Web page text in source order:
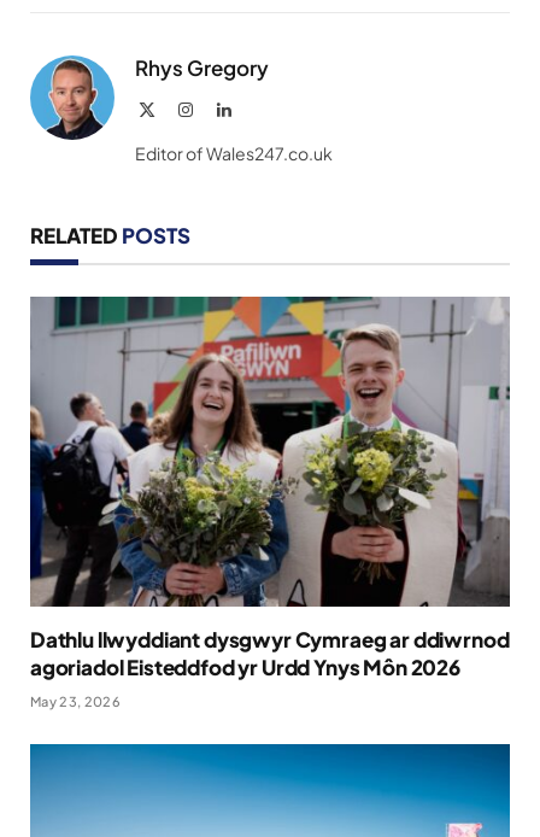
Rhys Gregory
InstagramLinkedIn
Editor of Wales247.co.uk
RELATED POSTS
Dathlu llwyddiant dysgwyr Cymraeg ar ddiwrnod
agoriadol Eisteddfod yr Urdd Ynys Môn 2026
May 23, 2026